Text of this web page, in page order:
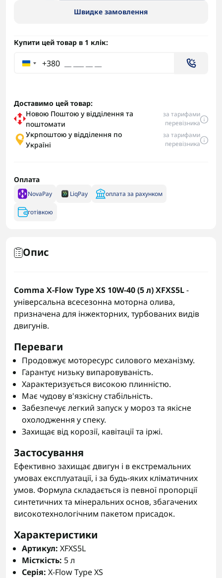
Швидке замовлення
Купити цей товар в 1 клік:
+380
Доставимо цей товар:
Новою Поштою у відділення та
поштомати
за тарифами
перевізника
Укрпоштою у відділення по
Україні
за тарифами
перевізника
Оплата
NovaPay LiqPay оплата за рахунком
готівкою
Опис
Comma X-Flow Type XS 10W-40 (5 л) XFXS5L-
універсальна всесезонна моторна олива,
призначена для інжекторних, турбованих видів
двигунів.
Переваги
Продовжує моторесурс силового механізму.
Гарантує низьку випаровуваність.
Характеризується високою плинністю.
Має чудову в'язкісну стабільність.
Забезпечує легкий запуск у мороз та якісне
охолодження у спеку.
Захищає від корозії, кавітації та іржі.
Застосування
Ефективно захищає двигун і в екстремальних
умовах експлуатації, і за будь-яких кліматичних
умов. Формула складається із певної пропорції
синтетичних та мінеральних основ, збагачених
високотехнологічним пакетом присадок.
Характеристики
Артикул: XFXS5L
Місткість: 5 л
Серія: X-Flow Type XS